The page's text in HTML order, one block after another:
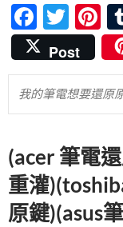
F
ac
e
b
o
k
T
w
itt
er
Pi
t
Post
我的筆電想要還原
(acer 筆電
重灌
原鍵)(asus